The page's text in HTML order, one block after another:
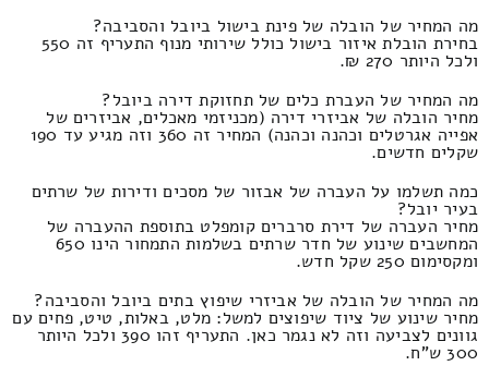
מה המחיר של הובלה של פינת בישול ביובל והסביבה?
בחירת הובלת איזור בישול כולל שירותי מנוף התעריף זה 550
ולכל היותר 270 ₪.
מה המחיר של העברת כלים של תחזוקת דירה ביובל?
מחיר הובלה של אביזרי דירה (מכניזמי מאכלים, אביזרים של
אפייה אגרטלים וכהנה וכהנה) המחיר זה 360 וזה מגיע עד 190
שקלים חדשים.
כמה תשלמו על העברה של אבזור של מסכים ודירות של שרתים
בעיר יובל?
מחיר העברה של דירת סרברים קומפלט בתוספת ההעברה של
המחשבים שינוע של חדר שרתים בשלמות התמחור הינו 650
ומקסימום 250 שקל חדש.
מה המחיר של הובלה של אביזרי שיפוץ בתים ביובל והסביבה?
מחיר שינוע של ציוד שיפוצים למשל: מלט, באלות, טיט, פחים עם
גוונים לצביעה וזה לא נגמר כאן. התעריף זהו 390 ולכל היותר
300 ש"ח.